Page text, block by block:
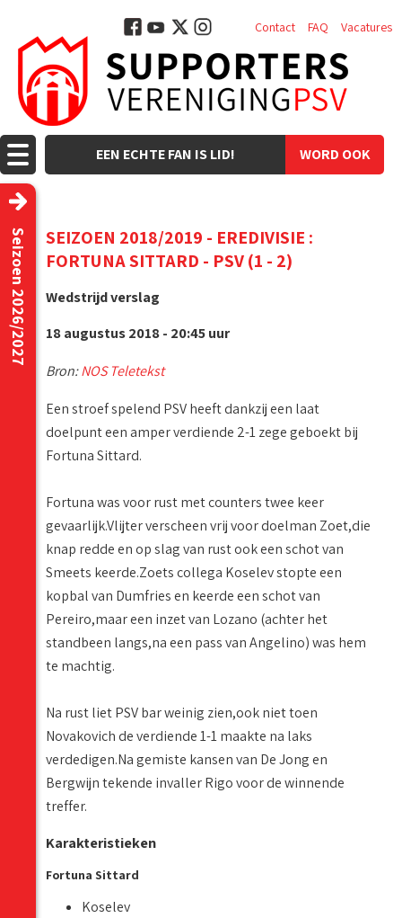
WORD OOK
EEN ECHTE FAN IS LID!
Contact FAQ Vacatures
Seizoen 2026/2027
SEIZOEN 2018/2019 - EREDIVISIE :
FORTUNA SITTARD - PSV (1 - 2)
Wedstrijd verslag
18 augustus 2018 - 20:45 uur
Bron:NOS Teletekst
Een stroef spelend PSV heeft dankzij een laat
doelpunt een amper verdiende 2-1 zege geboekt bij
Fortuna Sittard.
Fortuna was voor rust met counters twee keer
gevaarlijk.Vlijter verscheen vrij voor doelman Zoet,die
knap redde en op slag van rust ook een schot van
Smeets keerde.Zoets collega Koselev stopte een
kopbal van Dumfries en keerde een schot van
Pereiro,maar een inzet van Lozano (achter het
standbeen langs,na een pass van Angelino) was hem
te machtig.
Na rust liet PSV bar weinig zien,ook niet toen
Novakovich de verdiende 1-1 maakte na laks
verdedigen.Na gemiste kansen van De Jong en
Bergwijn tekende invaller Rigo voor de winnende
treffer.
Karakteristieken
Fortuna Sittard
Koselev